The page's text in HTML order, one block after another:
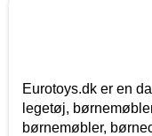
Eurotoys.dk er en
legetøj,
børnemøbler,